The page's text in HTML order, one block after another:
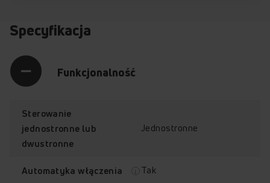
Specyfikacja
Funkcjonalność
Sterowanie
jednostronne lub
dwustronne
Jednostronne
Automatyka włączenia Tak